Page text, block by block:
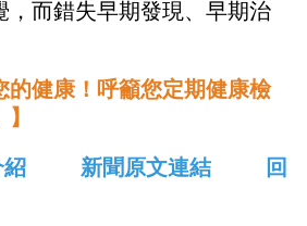
，而錯失早期發現、早期治
的健康！呼籲您定期健康檢
新聞原文連結
回